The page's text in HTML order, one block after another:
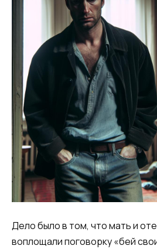
Дело было в том, что мать и
воплощали поговорку «бей